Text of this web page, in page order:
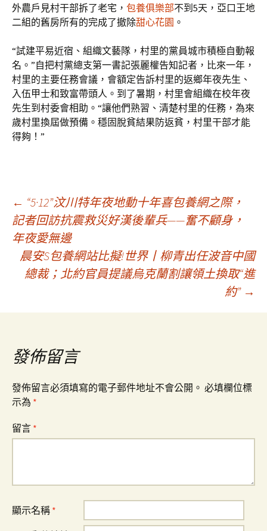
外農戶見村干部拆了老宅， 包養俱樂部不到5天，亞口王地
二組的舊房所有的完成了撤除甜心花園 。
“試建平易近宿、組織文藝隊，村里的黨員城市積極自動報
名。”自把村黨總支第一書記張麗權告知記者，比來一年，
村里的主要任務會議，會額定告訴村里的返鄉年夜先生、
入伍甲士和致富帶頭人。到了暑期，村里會組織在校年夜
先生到村委會相助。“讓他們熟習、清楚村里的任務，為來
歲村里換屆做預備。穩固脫貧結果防返貧，村里干部才能
得夠！”
文
章
導
覽
← “5·12”汶川特年夜地動十年喜包養網之際，
記者回訪抗震救災好漢後輩兵——奮不顧身，
年夜愛無邊
晨安S包養網站比擬!世界丨柳青出任波音中國
總裁；北約官員提議烏克蘭割讓領土換取“進
約” →
發佈留言
發佈留言必須填寫的電子郵件地址不會公開。 必填欄位標
示為 *
留言 *
顯示名稱 *